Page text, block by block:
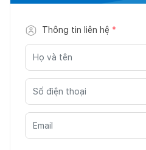
Thông tin liên hệ *